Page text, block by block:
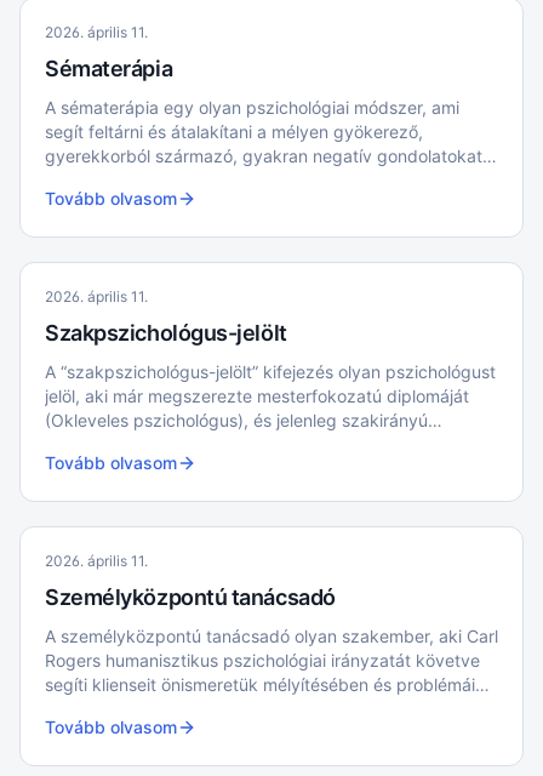
2026. április 11.
Sématerápia
A sématerápia egy olyan pszichológiai módszer, ami
segít feltárni és átalakítani a mélyen gyökerező,
gyerekkorból származó, gyakran negatív gondolatokat
Tovább olvasom
2026. április 11.
Szakpszichológus-jelölt
A “szakpszichológus-jelölt” kifejezés olyan pszichológust
jelöl, aki már megszerezte mesterfokozatú diplomáját
(Okleveles pszichológus), és jelenleg szakirányú
klinikai vagy tanácsadó pszichológiában
Tovább olvasom
2026. április 11.
Személyközpontú tanácsadó
A személyközpontú tanácsadó olyan szakember, aki Carl
Rogers humanisztikus pszichológiai irányzatát követve
segíti klienseit önismeretük mélyítésében és problémáik
Tovább olvasom